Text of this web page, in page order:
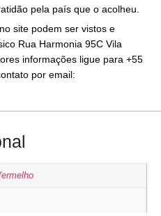
pela país que o acolheu.
site podem ser vistos e
Rua Harmonia 95C Vila
informações ligue para +55
por email: